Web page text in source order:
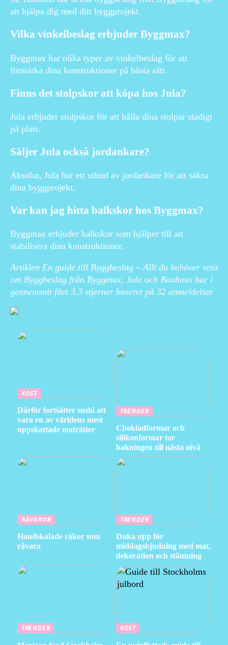
att hjälpa dig med ditt byggprojekt.
Vilka vinkelbeslag erbjuder Byggmax?
Byggmax har olika typer av vinkelbeslag för att
förstärka dina konstruktioner på bästa sätt.
Finns det stolpskor att köpa hos Jula?
Jula erbjuder stolpskor för att hålla dina stolpar stadigt
på plats.
Säljer Jula också jordankare?
Absolut, Jula har ett utbud av jordankare för att säkra
dina byggprojekt.
Var kan jag hitta balkskor hos Byggmax?
Byggmax erbjuder balkskor som hjälper till att
stabilisera dina konstruktioner.
Artiklen En guide till Byggbeslag – Allt du behöver veta
om Byggbeslag från Byggmax, Jula och Bauhaus har i
gennemsnit fået 3.3 stjerner baseret på 32 anmeldelser
KOST
Därför fortsätter sushi att
vara en av världens mest
uppskattade maträtter
TRENDER
Chokladformar och
silikonformar tar
bakningen till nästa nivå
RÅVAROR
Handskalade räkor som
råvara
TRENDER
Duka upp för
middagsbjudning med mat,
dekoration och stämning
TRENDER
KOST